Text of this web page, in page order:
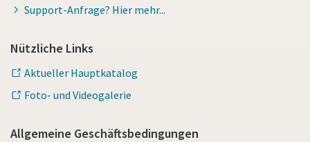
Support-Anfrage? Hier mehr...
Nützliche Links
Aktueller Hauptkatalog
Foto- und Videogalerie
Allgemeine Geschäftsbedingungen